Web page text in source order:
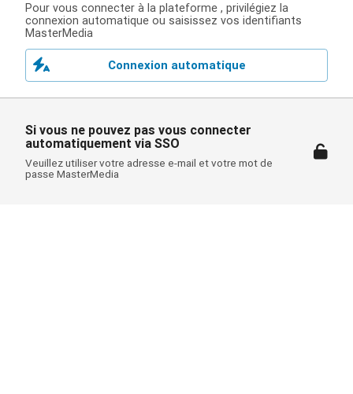
Pour vous connecter à la plateforme , privilégiez la
connexion automatique ou saisissez vos identifiants
MasterMedia
Connexion automatique
Si vous ne pouvez pas vous connecter
automatiquement via SSO
Veuillez utiliser votre adresse e-mail et votre mot de
passe MasterMedia